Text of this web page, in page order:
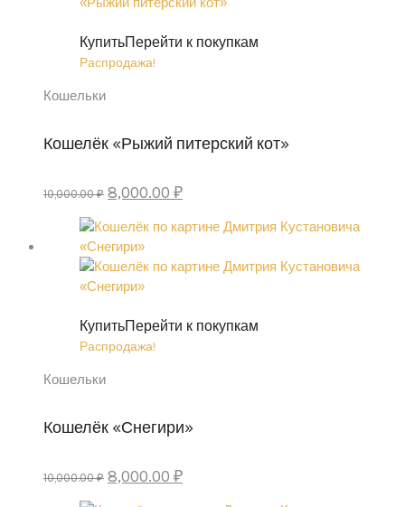
КупитьПерейти к покупкам
Распродажа!
Кошельки
Кошелёк «Рыжий питерский кот»
10,000.00 ₽ Первоначальная
составляла
10,000.00 ₽.
8,000.00 ₽Текущая
8,000.00 ₽.
КупитьПерейти к покупкам
Распродажа!
Кошельки
Кошелёк «Снегири»
10,000.00 ₽ Первоначальная
8,000.00 ₽Текущая